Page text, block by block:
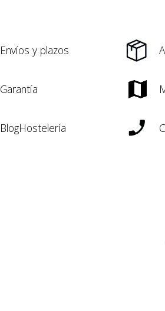
Envíos y plazos
Garantía
BlogHostelería